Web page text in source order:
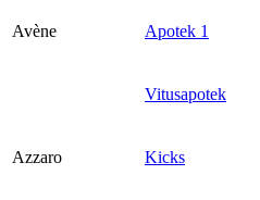
Avène Apotek 1
Vitusapotek
Azzaro Kicks